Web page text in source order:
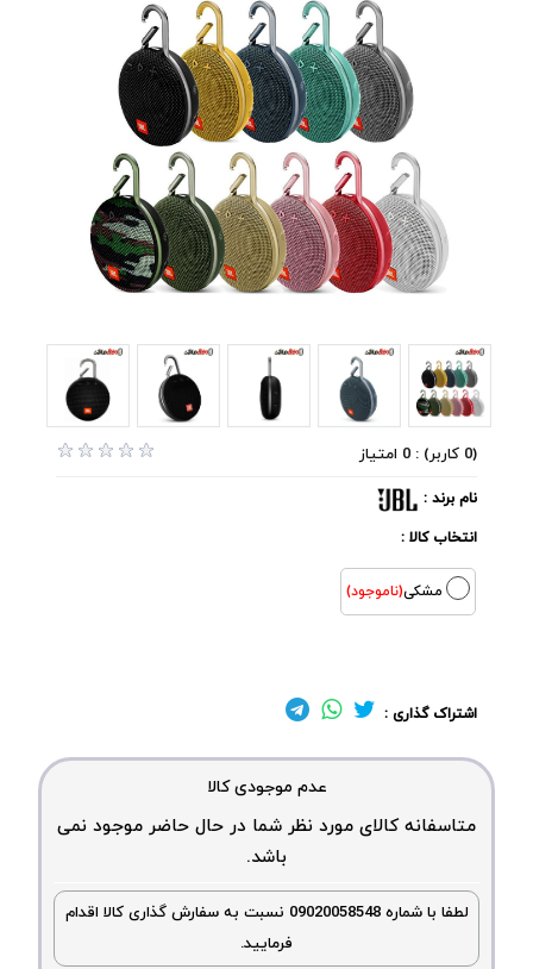
(0 کاربر) : 0 امتیاز
نام برند :
انتخاب کالا :
مشکی(ناموجود)
اشتراک گذاری :
عدم موجودی کالا
متاسفانه کالای مورد نظر شما در حال حاضر موجود نمی
باشد.
لطفا با شماره 09020058548 نسبت به سفارش گذاری کالا اقدام
فرمایید.